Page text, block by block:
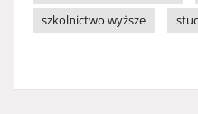
szkolnictwo wyższe